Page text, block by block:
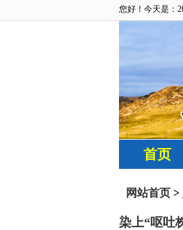
您好！今天是：
首页
网站首页 >
染上“呕吐